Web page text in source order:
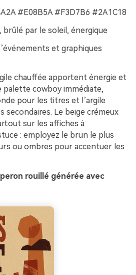
#E08B5A #F3D7B6 #2A1C18
brûlé par le soleil, énergique
et graphiques
chauffée apportent énergie et
palette cowboy immédiate,
pour les titres et l’argile
secondaires. Le beige crémeux
sur les affiches à
: employez le brun le plus
ou ombres pour accentuer les
rouillé générée avec